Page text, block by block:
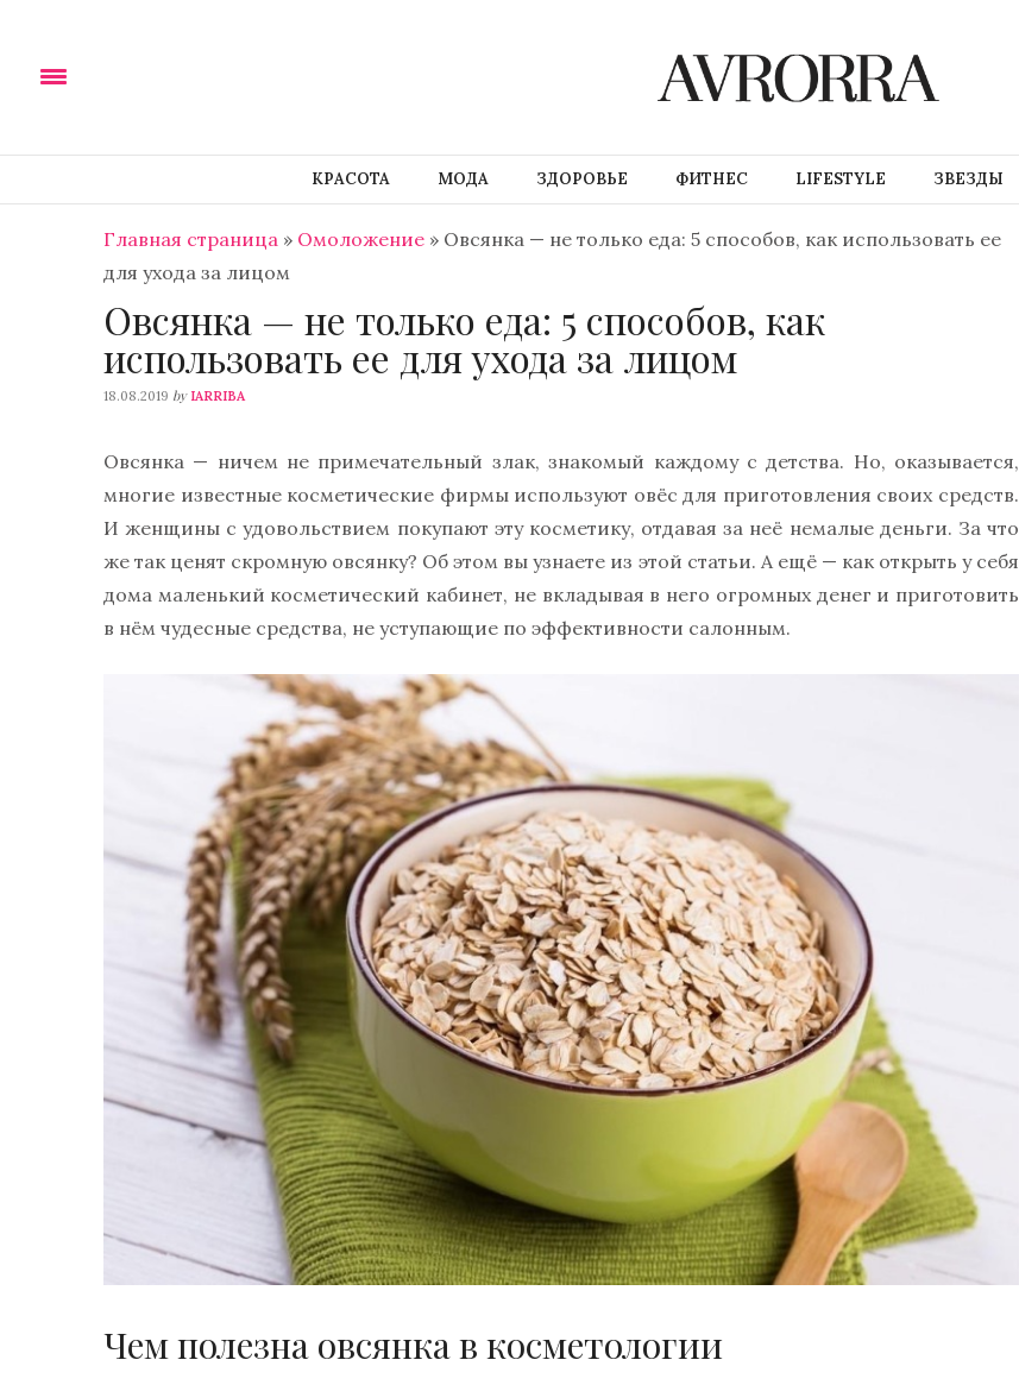
КРАСОТА МОДА ЗДОРОВЬЕ ФИТНЕС LIFESTYLE ЗВЕЗДЫ
Главная страница » Омоложение » Овсянка — не только еда: 5 способов, как использовать ее
для ухода за лицом
Овсянка — не только еда: 5 способов, как
использовать ее для ухода за лицом
18.08.2019 by IARRIBA
Овсянка — ничем не примечательный злак, знакомый каждому с детства. Но, оказывается,
многие известные косметические фирмы используют овёс для приготовления своих средств.
И женщины с удовольствием покупают эту косметику, отдавая за неё немалые деньги. За что
же так ценят скромную овсянку? Об этом вы узнаете из этой статьи. А ещё — как открыть у себя
дома маленький косметический кабинет, не вкладывая в него огромных денег и приготовить
в нём чудесные средства, не уступающие по эффективности салонным.
Чем полезна овсянка в косметологии